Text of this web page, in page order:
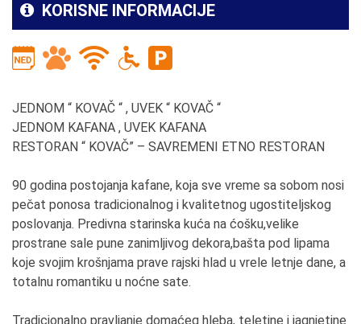
KORISNE INFORMACIJE
JEDNOM “ KOVAČ “ , UVEK “ KOVAČ “
JEDNOM KAFANA , UVEK KAFANA
RESTORAN “ KOVAČ” – SAVREMENI ETNO RESTORAN
90 godina postojanja kafane, koja sve vreme sa sobom nosi
pečat ponosa tradicionalnog i kvalitetnog ugostiteljskog
poslovanja. Predivna starinska kuća na ćošku,velike
prostrane sale pune zanimljivog dekora,bašta pod lipama
koje svojim krošnjama prave rajski hlad u vrele letnje dane, a
totalnu romantiku u noćne sate.
Tradicionalno pravljanje domaćeg hleba, teletine i jagnjetine